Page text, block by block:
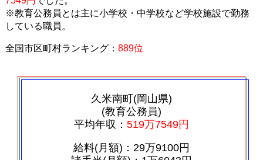
※教育公務員とは主に小学校・中学校など学校施設で勤務
している職員。
全国市区町村ランキング： 889位
久米南町(岡山県)
(教育公務員)
平均年収： 519万7549円
給料(月額)：29万9100円